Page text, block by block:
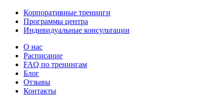
Корпоративные тренинги
Программы центра
Индивидуальные консультации
О нас
Расписание
FAQ по тренингам
Блог
Отзывы
Контакты